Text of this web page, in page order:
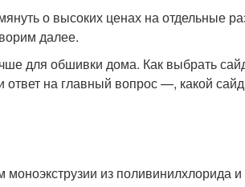
о высоких ценах на отдельные
далее.
из поливинилхлорида и